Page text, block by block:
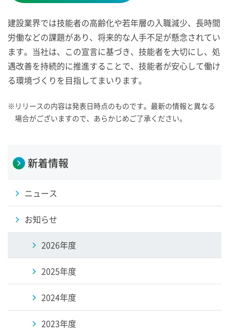
建設業界では技能者の高齢化や若年層の入職減少、長時間
労働などの課題があり、将来的な人手不足が懸念されてい
ます。当社は、この宣言に基づき、技能者を大切にし、処
遇改善を持続的に推進することで、技能者が安心して働け
る環境づくりを目指してまいります。
※ リリースの内容は発表日時点のものです。最新の情報と異なる
場合がございますので、あらかじめご了承ください。
新着情報
ニュース
お知らせ
2026年度
2025年度
2024年度
2023年度